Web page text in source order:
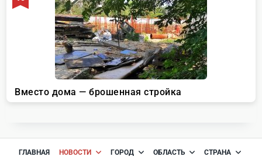
ГЛАВНАЯ НОВОСТИ ГОРОД ОБЛАСТЬ СТРАНА